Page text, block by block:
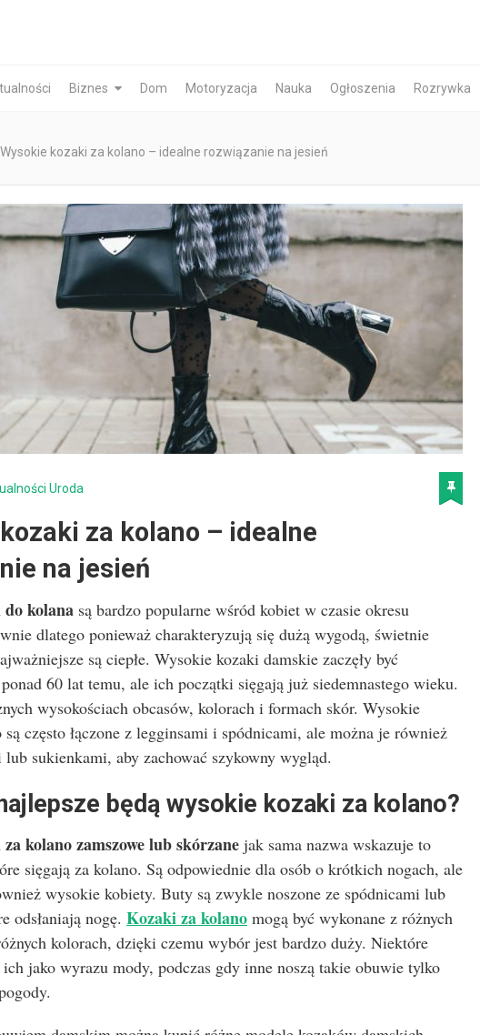
Biznes Dom Motoryzacja Nauka Ogłoszenia Rozrywka
Wysokie kozaki za kolano – idealne rozwiązanie na jesień
Uroda
za kolano – idealne
na jesień
kolana są bardzo popularne wśród kobiet w czasie okresu
dlatego ponieważ charakteryzują się dużą wygodą, świetnie
są ciepłe. Wysokie kozaki damskie zaczęły być
60 lat temu, ale ich początki sięgają już siedemnastego wieku.
wysokościach obcasów, kolorach i formach skór. Wysokie
często łączone z legginsami i spódnicami, ale można je również
sukienkami, aby zachować szykowny wygląd.
będą wysokie kozaki za kolano?
kolano zamszowe lub skórzane jak sama nazwa wskazuje to
sięgają za kolano. Są odpowiednie dla osób o krótkich nogach, ale
wysokie kobiety. Buty są zwykle noszone ze spódnicami lub
odsłaniają nogę. Kozaki za kolano mogą być wykonane z różnych
kolorach, dzięki czemu wybór jest bardzo duży. Niektóre
jako wyrazu mody, podczas gdy inne noszą takie obuwie tylko